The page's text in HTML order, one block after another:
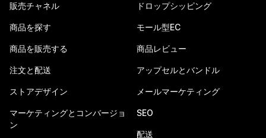
販売チャネル
商品を探す
商品を販売する
注文と配送
ストアデザイン
マーケティングとコンバージョ
ン
ドロップシッピング
モール型EC
商品レビュー
アップセルとバンドル
メールマーケティング
SEO
配送